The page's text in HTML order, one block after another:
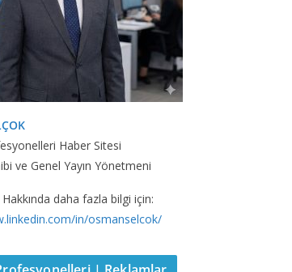
Haber Sitesi
ve Genel Yayın Yönetmeni
daha fazla bilgi için:
in/osmanselcok/